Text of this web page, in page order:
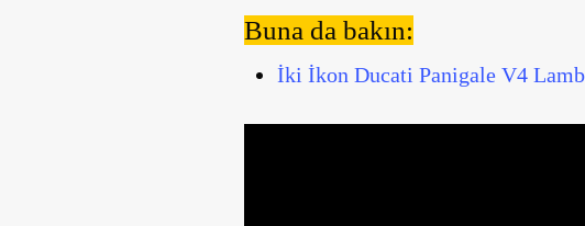
Buna da bakın:
İki İkon Ducati Panigale V4